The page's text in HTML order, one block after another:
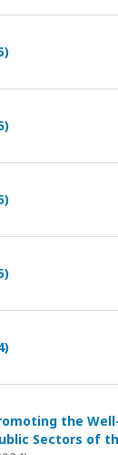
the
Sectors of